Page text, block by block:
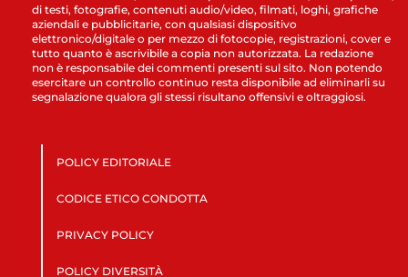
di testi, fotografie, contenuti audio/video, filmati, loghi, grafiche
aziendali e pubblicitarie, con qualsiasi dispositivo
elettronico/digitale o per mezzo di fotocopie, registrazioni, cover e
tutto quanto è ascrivibile a copia non autorizzata. La redazione
non è responsabile dei commenti presenti sul sito. Non potendo
esercitare un controllo continuo resta disponibile ad eliminarli su
segnalazione qualora gli stessi risultano offensivi e oltraggiosi.
POLICY EDITORIALE
CODICE ETICO CONDOTTA
PRIVACY POLICY
POLICY DIVERSITÀ